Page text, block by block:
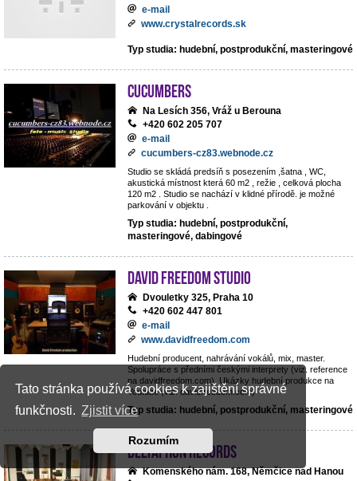
Tato stránka používá cookies k zajištění správné
funkčnosti. Zjistit více
Rozumím
e-mail
www.crystalrecords.sk
Typ studia: hudební, postprodukční, masteringové
cucumbers
Na Lesích 356, Vráž u Berouna
+420 602 205 707
e-mail
cucumbers-cz83.webnode.cz
Studio se skládá predsíň s posezením ,šatna , WC,
akustická místnost která 60 m2 , režie , celková plocha
120 m2 . Studio se nachází v klidné přírodě. je možné
parkování v objektu .
Typ studia: hudební, postprodukční,
masteringové, dabingové
David Freedom studio
Dvouletky 325, Praha 10
+420 602 447 801
e-mail
www.davidfreedom.com
Hudební producent, nahrávání vokálů, mix, master.
Spolupráce s předními českými interprety (viz. reference
na davidfreedom.com). Ukázky hudební produkce na
Youtube (viz. davidfreedom.com)
Typ studia: hudební, postprodukční, masteringové
Deltaphon records
Komenského nám. 168, Němčice nad Hanou